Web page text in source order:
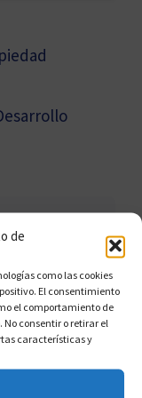
de
como las cookies
El consentimiento
el comportamiento de
consentir o retirar el
características y